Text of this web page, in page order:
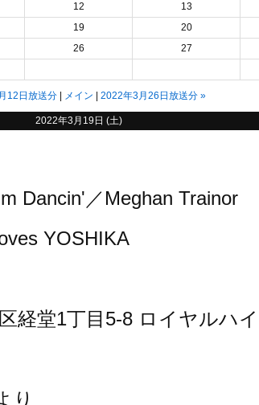
12 13
19 20
26 27
12日放送分 メイン 2022年3月26日放送分 »
2022年3月19日 (土)
Dancin'／Meghan Trainor
YOSHIKA
経堂1丁目5-8 ロイヤルハ
り